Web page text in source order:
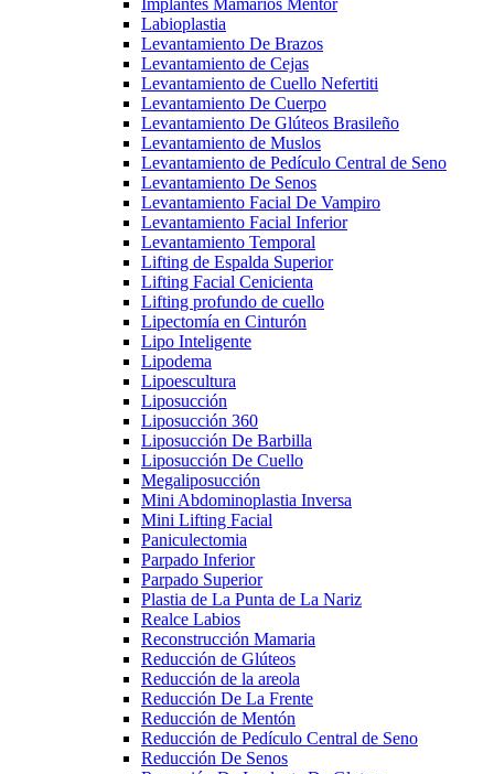
Labioplastia
Levantamiento De Brazos
Levantamiento de Cejas
Levantamiento de Cuello Nefertiti
Levantamiento De Cuerpo
Levantamiento De Glúteos Brasileño
Levantamiento de Muslos
Levantamiento de Pedículo Central de Seno
Levantamiento De Senos
Levantamiento Facial De Vampiro
Levantamiento Facial Inferior
Levantamiento Temporal
Lifting de Espalda Superior
Lifting Facial Cenicienta
Lifting profundo de cuello
Lipectomía en Cinturón
Lipo Inteligente
Lipodema
Lipoescultura
Liposucción
Liposucción 360
Liposucción De Barbilla
Liposucción De Cuello
Megaliposucción
Mini Abdominoplastia Inversa
Mini Lifting Facial
Paniculectomia
Parpado Inferior
Parpado Superior
Plastia de La Punta de La Nariz
Realce Labios
Reconstrucción Mamaria
Reducción de Glúteos
Reducción de la areola
Reducción De La Frente
Reducción de Mentón
Reducción de Pedículo Central de Seno
Reducción De Senos